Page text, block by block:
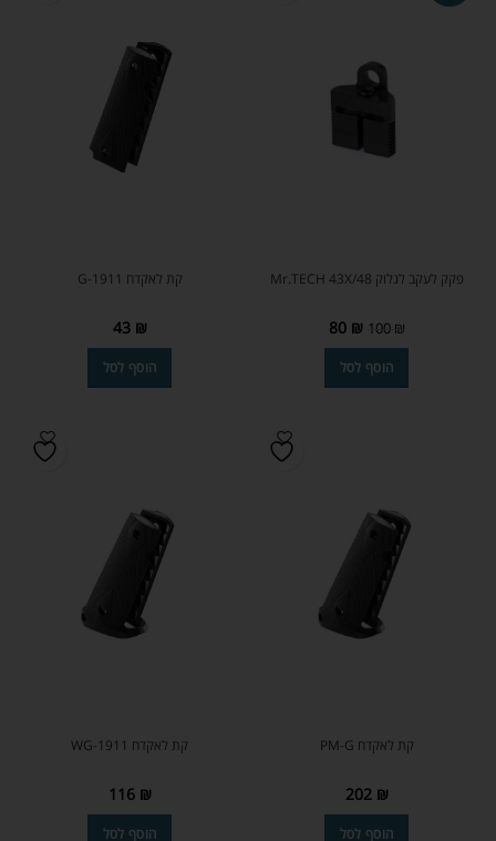
פקק לעקב לגלוק Mr.TECH 43X/48
100 ₪
80 ₪
הוסף לסל
קת לאקדח G-1911
43 ₪
הוסף לסל
קת לאקדח PM-G
202 ₪
הוסף לסל
קת לאקדח WG-1911
116 ₪
הוסף לסל